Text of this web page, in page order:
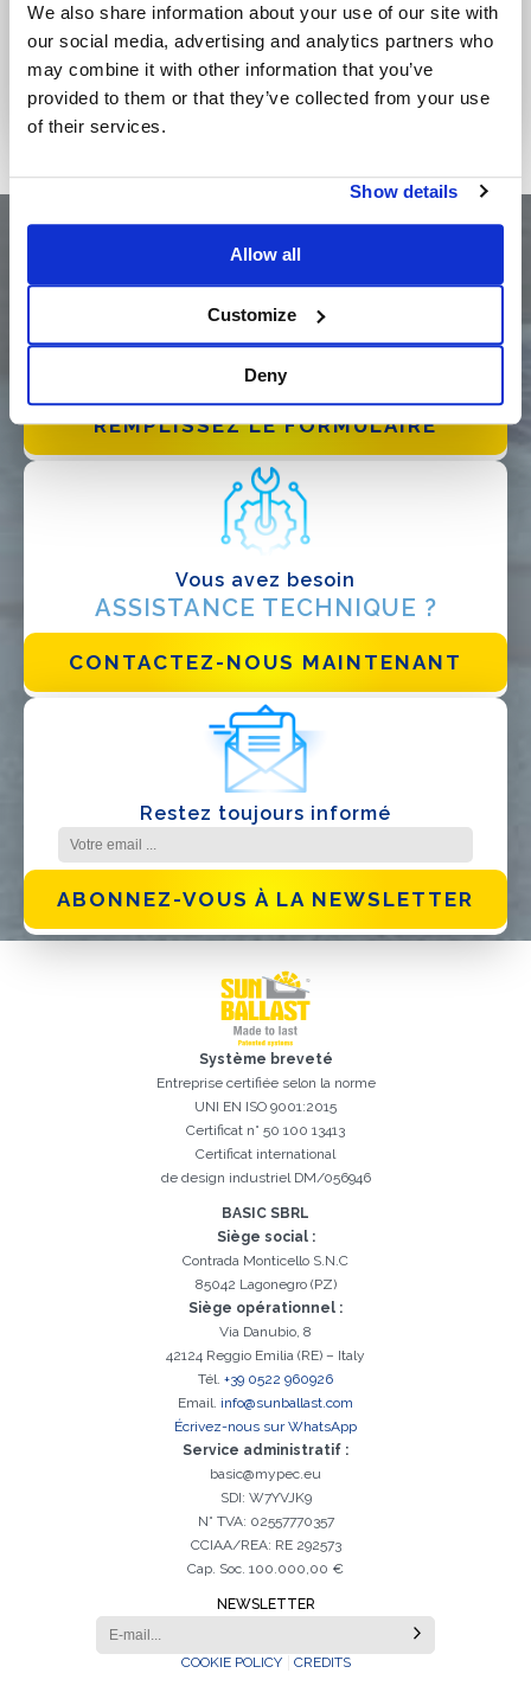
We also share information about your use of our site with
our social media, advertising and analytics partners who
may combine it with other information that you’ve
provided to them or that they’ve collected from your use
of their services.
Show details
Allow all
Customize
Deny
Demandez maintenant un
DEVIS PERSONNALISÉ
REMPLISSEZ LE FORMULAIRE
Vous avez besoin
ASSISTANCE TECHNIQUE ?
CONTACTEZ-NOUS MAINTENANT
Restez toujours informé
ABONNEZ-VOUS À LA NEWSLETTER
Designer
Autre
Inscription réussi. Vérifiez votre boîte e-mail pour procéder à
l'activation
Système breveté
Entreprise certifiée selon la norme
UNI EN ISO 9001:2015
Certificat n° 50 100 13413
Certificat international
de design industriel DM/056946
BASIC SBRL
Siège social :
Contrada Monticello S.N.C
85042 Lagonegro (PZ)
Siège opérationnel :
Via Danubio, 8
42124 Reggio Emilia (RE) – Italy
Tél. +39 0522 960926
Email. info@sunballast.com
Écrivez-nous sur WhatsApp
Service administratif :
basic@mypec.eu
SDI: W7YVJK9
N° TVA: 02557770357
CCIAA/REA: RE 292573
Cap. Soc. 100.000,00 €
NEWSLETTER
COOKIE POLICY CREDITS